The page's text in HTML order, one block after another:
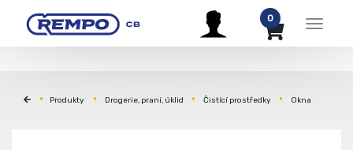
Menu
0
Produkty Drogerie, praní, úklid Čistící prostředky Okna